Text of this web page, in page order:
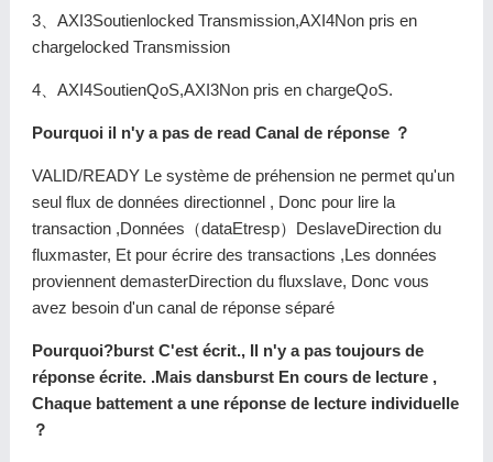
3、AXI3Soutienlocked Transmission,AXI4Non pris en
chargelocked Transmission
4、AXI4SoutienQoS,AXI3Non pris en chargeQoS.
Pourquoi il n'y a pas de read Canal de réponse ？
VALID/READY Le système de préhension ne permet qu'un
seul flux de données directionnel , Donc pour lire la
transaction ,Données（dataEtresp）DeslaveDirection du
fluxmaster, Et pour écrire des transactions ,Les données
proviennent demasterDirection du fluxslave, Donc vous
avez besoin d'un canal de réponse séparé
Pourquoi?burst C'est écrit., Il n'y a pas toujours de
réponse écrite. .Mais dansburst En cours de lecture ,
Chaque battement a une réponse de lecture individuelle
？